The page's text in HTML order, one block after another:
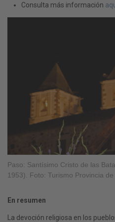
Consulta más información
Paso: Santísimo Cristo de las
1953). Foto: Turismo Provincia
En resumen
La devoción religiosa en los